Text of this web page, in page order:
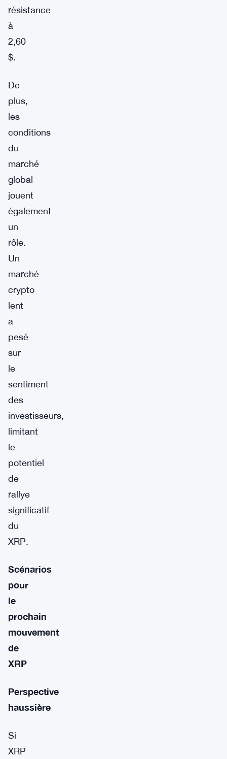
résistance
à
2,60
$.
De
plus,
les
conditions
du
marché
global
jouent
également
un
rôle.
Un
marché
crypto
lent
a
pesé
sur
le
sentiment
des
investisseurs,
limitant
le
potentiel
de
rallye
significatif
du
XRP.
Scénarios
pour
le
prochain
mouvement
de
XRP
Perspective
haussière
Si
XRP